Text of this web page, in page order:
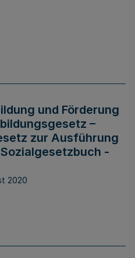
und Förderung
–
zur Ausführung
-
2020